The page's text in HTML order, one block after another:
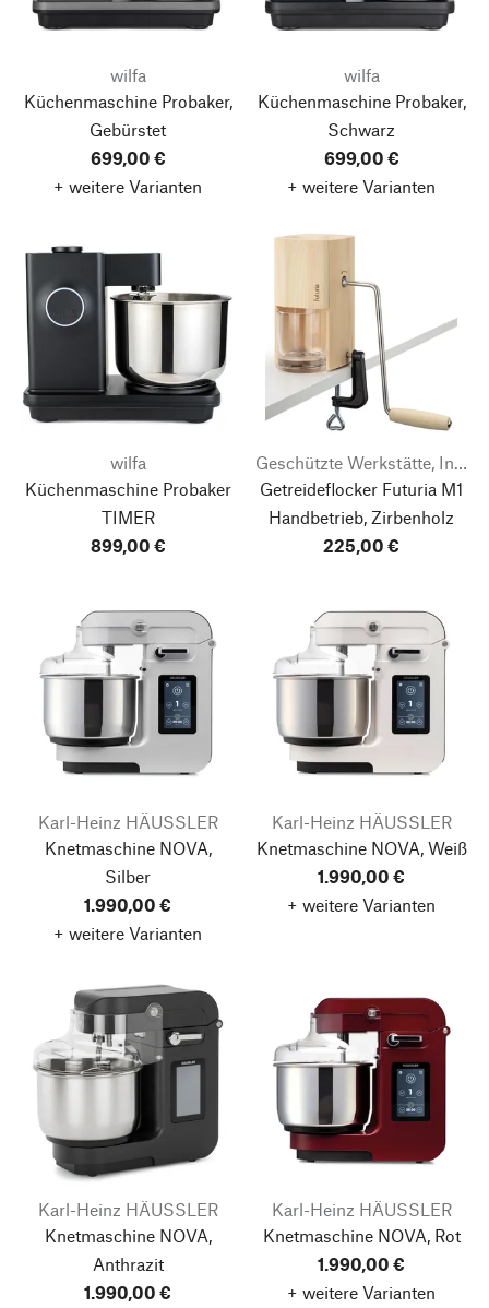
wilfa
Küchenmaschine Probaker,
Gebürstet
699,00 €
+ weitere Varianten
wilfa
Küchenmaschine Probaker,
Schwarz
699,00 €
+ weitere Varianten
wilfa
Küchenmaschine Probaker
TIMER
899,00 €
Geschützte Werkstätte, Integrative Betriebe Tirol
Getreideflocker Futuria M1
Handbetrieb, Zirbenholz
225,00 €
Karl-Heinz HÄUSSLER
Knetmaschine NOVA,
Silber
1.990,00 €
+ weitere Varianten
Karl-Heinz HÄUSSLER
Knetmaschine NOVA, Weiß
1.990,00 €
+ weitere Varianten
Karl-Heinz HÄUSSLER
Knetmaschine NOVA,
Anthrazit
1.990,00 €
Karl-Heinz HÄUSSLER
Knetmaschine NOVA, Rot
1.990,00 €
+ weitere Varianten